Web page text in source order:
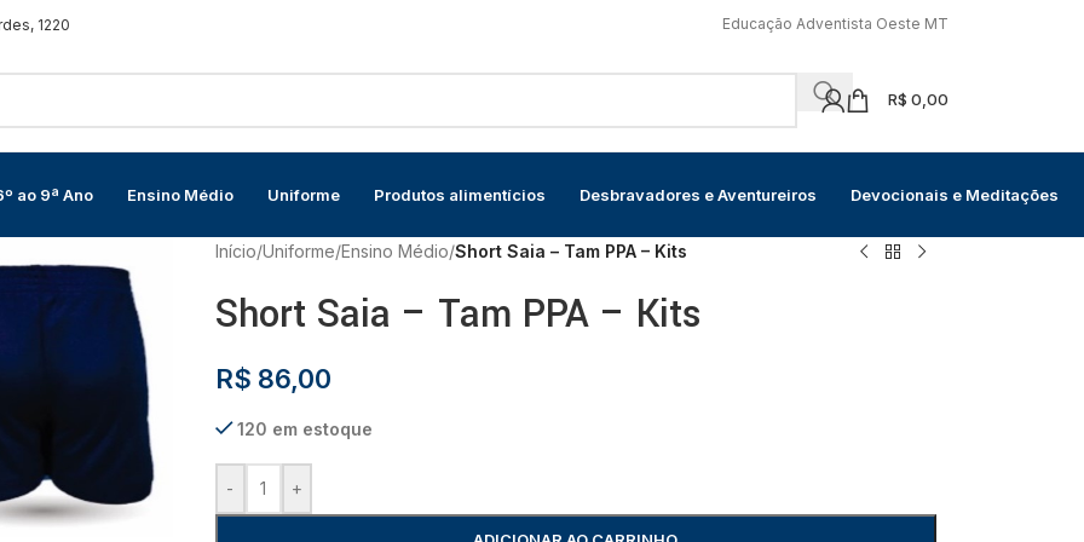
1220 Educação Adventista Oeste MT
R$ 0,00
ao 9ª Ano Ensino Médio Uniforme Produtos alimentícios Desbravadores e Aventureiros Devocionais e Meditações
Início/Uniforme/Ensino Médio/Short Saia – Tam PPA – Kits
Short Saia – Tam PPA – Kits
R$ 86,00
120 em estoque
- +